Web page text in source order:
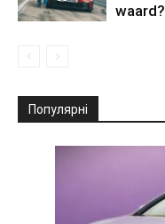
waard?
Популярні